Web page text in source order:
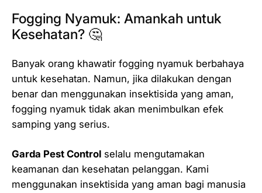
Fogging Nyamuk: Amankah untuk
Kesehatan? 🤔
Banyak orang khawatir fogging nyamuk berbahaya
untuk kesehatan. Namun, jika dilakukan dengan
benar dan menggunakan insektisida yang aman,
fogging nyamuk tidak akan menimbulkan efek
samping yang serius.
Garda Pest Control selalu mengutamakan
keamanan dan kesehatan pelanggan. Kami
menggunakan insektisida yang aman bagi manusia